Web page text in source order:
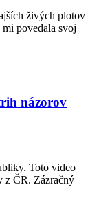
živých plotov
povedala svoj
názorov
Toto video
z ČR. Zázračný